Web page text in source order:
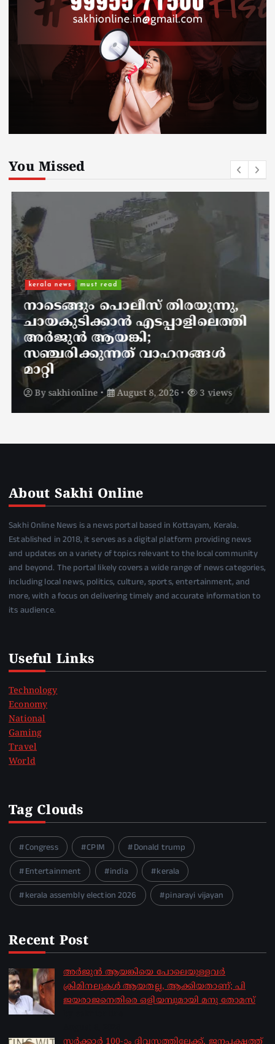
You Missed
kerala news must read
നാടെങ്ങും പൊലീസ് തിരയുന്നു,
ചായകുടിക്കാൻ എടപ്പാളിലെത്തി
അർജുൻ ആയങ്കി;
സഞ്ചരിക്കുന്നത് വാഹനങ്ങൾ
മാറ്റി
Bysakhionline August 8, 2026 3 views
About Sakhi Online
Sakhi Online News is a news portal based in Kottayam, Kerala.
Established in 2018, it serves as a digital platform providing news
and updates on a variety of topics relevant to the local community
and beyond. The portal likely covers a wide range of news categories,
including local news, politics, culture, sports, entertainment, and
more, with a focus on delivering timely and accurate information to
its audience.
Useful Links
Technology
Economy
National
Gaming
Travel
World
Tag Clouds
Congress CPIM
Donald trump
Entertainment
india
kerala
kerala assembly election 2026
pinarayi vijayan
Recent Post
അർജുൻ ആയങ്കിയെ പോലെയുള്ളവർ
ക്രിമിനലുകൾ ആയതല്ല, ആക്കിയതാണ്; പി
ജയരാജനെതിരെ ഒളിയമ്പുമായി മനു തോമസ്
സർക്കാർ 100-ാം ദിവസത്തിലേക്ക്, ജനപക്ഷത്ത്